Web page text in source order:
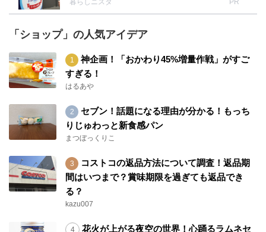
暮らしニスタ PR
「ショップ」の人気アイデア
神企画！「おかわり45%増量作戦」がすご
すぎる！
はるあや
セブン！話題になる理由が分かる！もっち
りじゅわっと新食感パン
まつぼっくりこ
コストコの返品方法について調査！返品期
間はいつまで？賞味期限を過ぎても返品でき
る？
kazu007
花火が上がる夜空の世界！心踊るラムネセ